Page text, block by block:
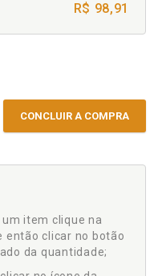
R$ 98,91
CONCLUIR A COMPRA
item clique na
clicar no botão
da quantidade;